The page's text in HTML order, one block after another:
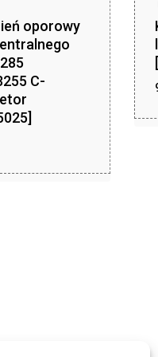
oporowy
C-